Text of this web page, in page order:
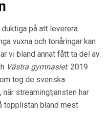
på att leverera
vuxna och tonåringar kan
vi bland annat fått ta del av
Västra gymnasiet. 2019
tog de svenska
när streamingtjänsten har
topplistan bland mest